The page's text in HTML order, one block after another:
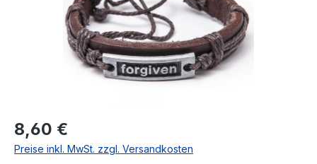
Regulärer Preis:
8,60 €
Preise inkl. MwSt. zzgl. Versandkosten